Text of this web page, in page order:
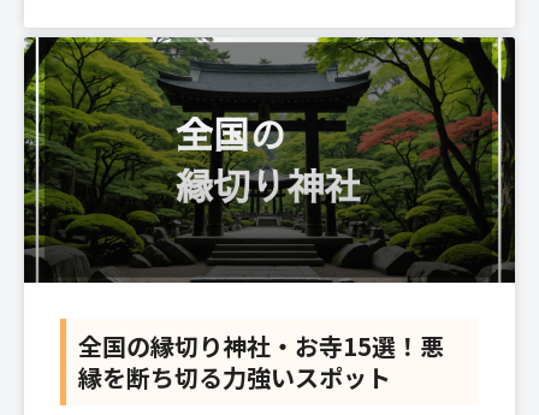
全国の縁切り神社・お寺15選！悪
縁を断ち切る力強いスポット